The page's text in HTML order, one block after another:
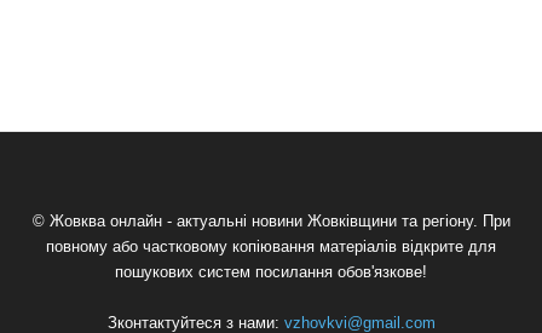
© Жовква онлайн - актуальні новини Жовківщини та регіону. При
повному або частковому копіювання матеріалів відкрите для
пошукових систем посилання обов'язкове!
Зконтактуйтеся з нами: vzhovkvi@gmail.com